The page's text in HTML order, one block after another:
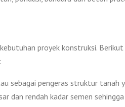
proyek konstruksi.
sebagai pengeras struktur tanah
dan rendah kadar semen